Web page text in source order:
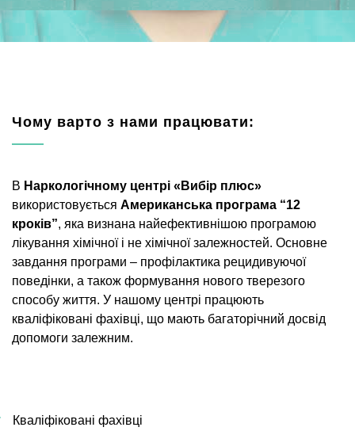
Чому варто з нами працювати:
В Наркологічному центрі «Вибір плюс»
використовується Американська програма “12
кроків”, яка визнана найефективнішою програмою
лікування хімічної і не хімічної залежностей. Основне
завдання програми – профілактика рецидивуючої
поведінки, а також формування нового тверезого
способу життя. У нашому центрі працюють
кваліфіковані фахівці, що мають багаторічний досвід
допомоги залежним.
Кваліфіковані фахівці